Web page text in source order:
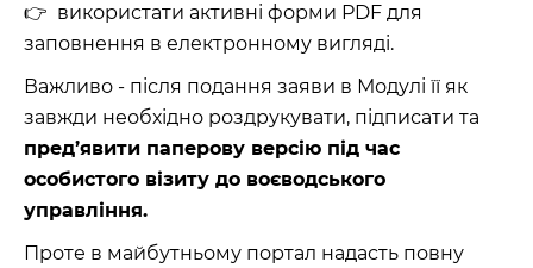
👉 використати активні форми PDF для
заповнення в електронному вигляді.
Важливо - після подання заяви в Модулі її як
завжди необхідно роздрукувати, підписати та
пред’явити паперову версію під час
особистого візиту до воєводського
управління.
Проте в майбутньому портал надасть повну